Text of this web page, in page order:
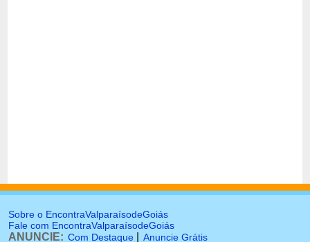
Sobre o EncontraValparaísodeGoiás
Fale com EncontraValparaísodeGoiás
ANUNCIE: Com Destaque Anuncie Grátis